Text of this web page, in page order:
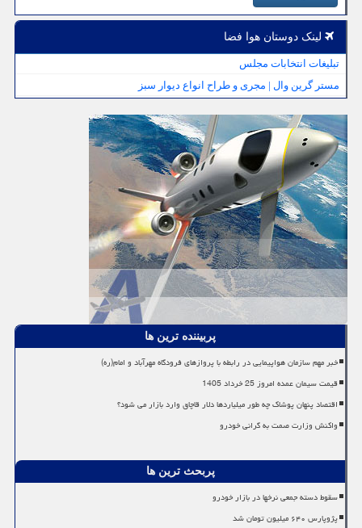
لینک دوستان هوا فضا
تبلیغات انتخابات مجلس
مستر گرین وال | مجری و طراح انواع دیوار سبز
پربیننده ترین ها
خبر مهم سازمان هواپیمایی در رابطه با پروازهای فرودگاه مهرآباد و امام(ره)
قیمت سیمان عمده امروز 25 خرداد 1405
اقتصاد پنهان پوشاک چه طور میلیاردها دلار قاچاق وارد بازار می شود؟
واکنش وزارت صمت به گرانی خودرو
پربحث ترین ها
سقوط دسته جمعی نرخها در بازار خودرو
پژوپارس ۶۴۰ میلیون تومان شد